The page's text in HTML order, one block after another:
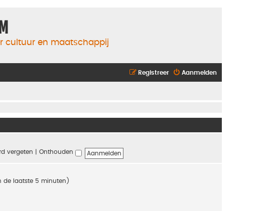
cultuur en maatschappij
Aanmelden
Registreer
vergeten Onthouden
de laatste 5 minuten)